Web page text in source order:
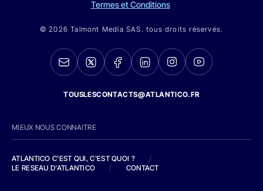
Termes et Conditions
© 2026 Talmont Media SAS. tous droits réservés.
TOUSLESCONTACTS@ATLANTICO.FR
MIEUX NOUS CONNAITRE
ATLANTICO C'EST QUI, C'EST QUOI ?
/
LE RESEAU D'ATLANTICO
/ CONTACT